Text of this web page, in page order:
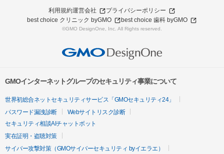
利用規約運営会社
プライバシーポリシー
best choice クリニック byGMO
best choice 歯科 byGMO
©GMO DesignOne, Inc. All Rights reserved.
GMOインターネットグループのセキュリティ事業について
世界初総合ネットセキュリティサービス「GMOセキュリティ24」
パスワード漏洩診断
Webサイトリスク診断
セキュリティ相談AIチャットボット
実在証明・盗聴対策
サイバー攻撃対策（GMOサイバーセキュリティ byイエラエ）